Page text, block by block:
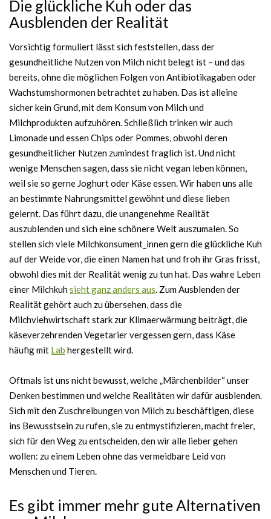
Die glückliche Kuh oder das
Ausblenden der Realität
Vorsichtig formuliert lässt sich feststellen, dass der
gesundheitliche Nutzen von Milch nicht belegt ist – und das
bereits, ohne die möglichen Folgen von Antibiotikagaben oder
Wachstumshormonen betrachtet zu haben. Das ist alleine
sicher kein Grund, mit dem Konsum von Milch und
Milchprodukten aufzuhören. Schließlich trinken wir auch
Limonade und essen Chips oder Pommes, obwohl deren
gesundheitlicher Nutzen zumindest fraglich ist. Und nicht
wenige Menschen sagen, dass sie nicht vegan leben können,
weil sie so gerne Joghurt oder Käse essen. Wir haben uns alle
an bestimmte Nahrungsmittel gewöhnt und diese lieben
gelernt. Das führt dazu, die unangenehme Realität
auszublenden und sich eine schönere Welt auszumalen. So
stellen sich viele Milchkonsument_innen gern die glückliche Kuh
auf der Weide vor, die einen Namen hat und froh ihr Gras frisst,
obwohl dies mit der Realität wenig zu tun hat. Das wahre Leben
einer Milchkuhsieht ganz anders aus. Zum Ausblenden der
Realität gehört auch zu übersehen, dass die
Milchviehwirtschaft stark zur Klimaerwärmung beiträgt, die
käseverzehrenden Vegetarier vergessen gern, dass Käse
häufig mit Lab hergestellt wird.
Oftmals ist uns nicht bewusst, welche „Märchenbilder“ unser
Denken bestimmen und welche Realitäten wir dafür ausblenden.
Sich mit den Zuschreibungen von Milch zu beschäftigen, diese
ins Bewusstsein zu rufen, sie zu entmystifizieren, macht freier,
sich für den Weg zu entscheiden, den wir alle lieber gehen
wollen: zu einem Leben ohne das vermeidbare Leid von
Menschen und Tieren.
Es gibt immer mehr gute Alternativen